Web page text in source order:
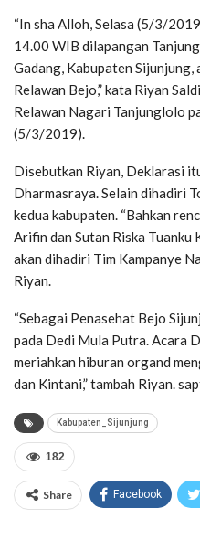
“In sha Alloh, Selasa (5/3/
14.00 WIB dilapangan
Gadang, Kabupaten
Relawan Bejo,” kata Riyan
Relawan Nagari Tanjunglolo
(5/3/2019).
Disebutkan Riyan, Deklarasi
Dharmasraya. Selain dihadiri
kedua kabupaten. “Bahkan
Arifin dan Sutan Riska
akan dihadiri Tim Kampanye
Riyan.
“Sebagai Penasehat Bejo
pada Dedi Mula Putra. Acara
meriahkan hiburan organd
dan Kintani,” tambah Riyan.
Kabupaten_Sijunjung
182
Share Facebook